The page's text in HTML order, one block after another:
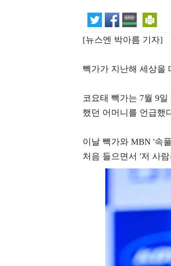
[뉴스엔 박아름 기자]
빽가가 지난해 세상을
코요태 빽가는 7월 9
했던 어머니를 언급했
이날 빽가와 MBN '속
처음 들으면서 '저 사